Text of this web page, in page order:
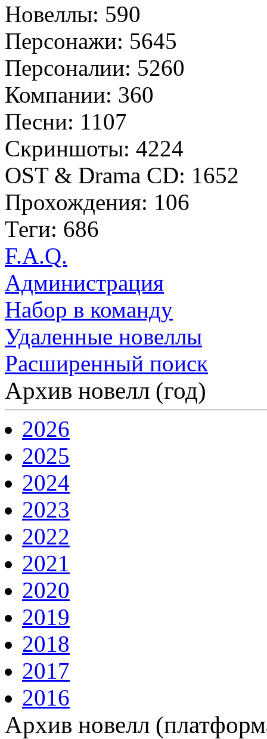
Новеллы: 590
Персонажи: 5645
Персоналии: 5260
Компании: 360
Песни: 1107
Скриншоты: 4224
OST & Drama CD: 1652
Прохождения: 106
Теги: 686
F.A.Q.
Администрация
Набор в команду
Удаленные новеллы
Расширенный поиск
Архив новелл (год)
2026
2025
2024
2023
2022
2021
2020
2019
2018
2017
2016
Архив новелл